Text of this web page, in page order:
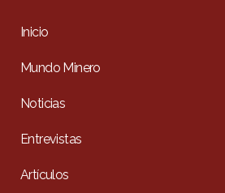
Inicio
Mundo Minero
Noticias
Entrevistas
Artículos